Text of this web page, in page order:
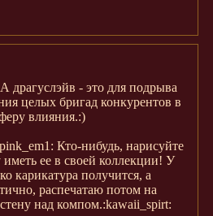
драгуслэйв - это для подрыва
целых бригад конкурентов в
влияния.:)
Кто-нибудь, нарисуйте
иметь ее в своей коллекции! У
карикатура получится, а
распечатаю потом на
над компом.:kawaii_spirt: